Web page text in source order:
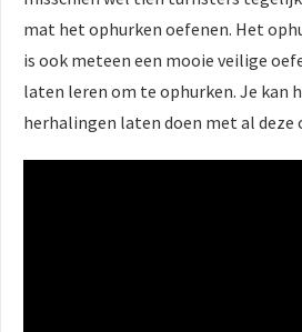
mat het ophurken oefenen. Het
is ook meteen een mooie veilige
laten leren om te ophurken. Je kan
herhalingen laten doen met al deze